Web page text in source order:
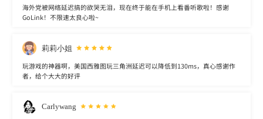
海外党被网络延迟搞的欲哭无泪，现在终于能在手机上看番听歌啦！感谢
GoLink！不限速太良心啦~
莉莉小姐
玩游戏的神器啊，美国西雅图玩三角洲延迟可以降低到130ms，真心感谢作
者，给个大大的好评
Carlywang